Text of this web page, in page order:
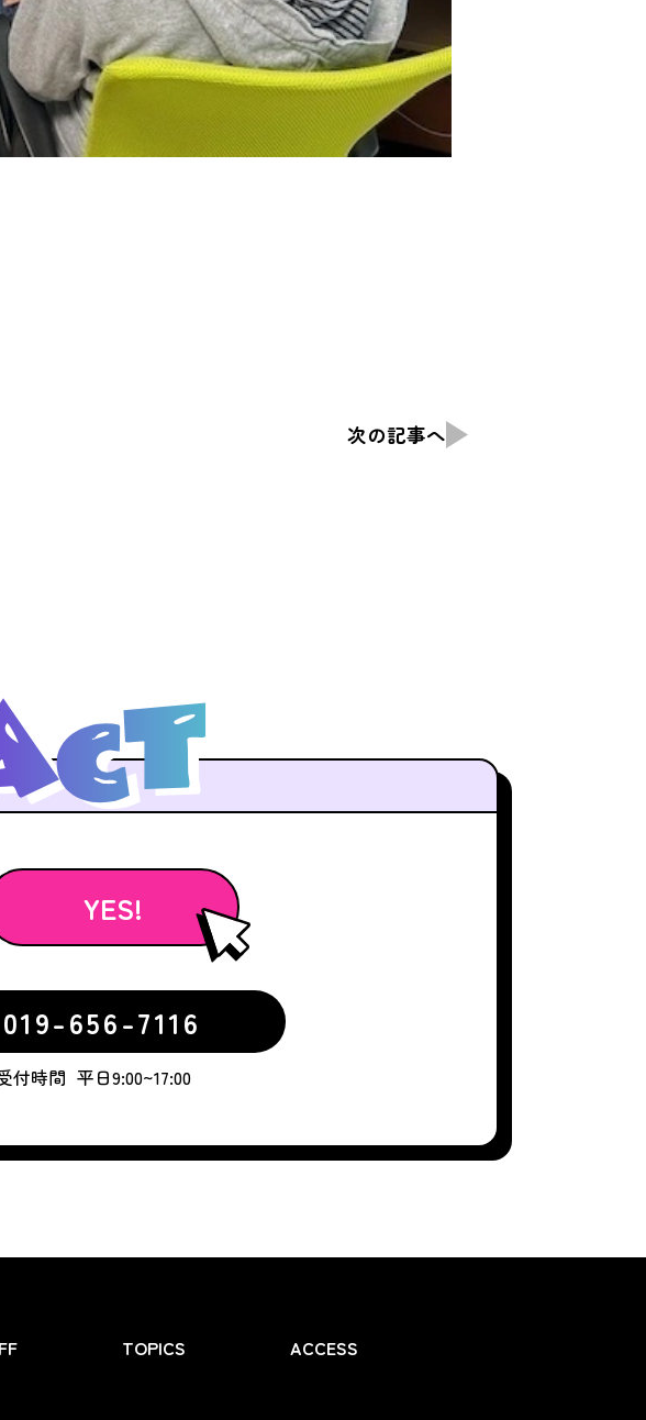
次の記事へ
YES!
019-656-7116
付時間 平日9:00~17:00
TOPICS ACCESS